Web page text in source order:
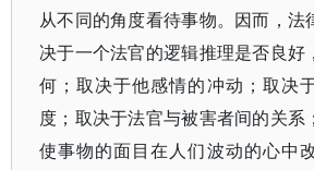
从不同的角度看待事物。因而，法
决于一个法官的逻辑推理是否良好
何；取决于他感情的冲动；取决
度；取决于法官与被害者间的关系
使事物的面目在人们波动的心中